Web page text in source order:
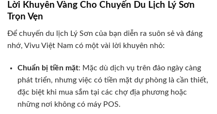
Lời Khuyên Vàng Cho Chuyến Du Lịch Lý Sơn
Trọn Vẹn
Để chuyến du lịch Lý Sơn của bạn diễn ra suôn sẻ và đáng
nhớ, Vivu Việt Nam có một vài lời khuyên nhỏ:
Chuẩn bị tiền mặt: Mặc dù dịch vụ trên đảo ngày càng
phát triển, nhưng việc có tiền mặt dự phòng là cần thiết,
đặc biệt khi mua sắm tại các chợ địa phương hoặc
những nơi không có máy POS.